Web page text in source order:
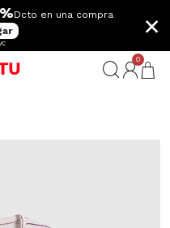
Dcto en una compra
×
0